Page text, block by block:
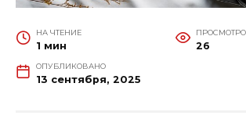
НА ЧТЕНИЕ
1 мин 26
ОПУБЛИКОВАНО
13 сентября, 2025